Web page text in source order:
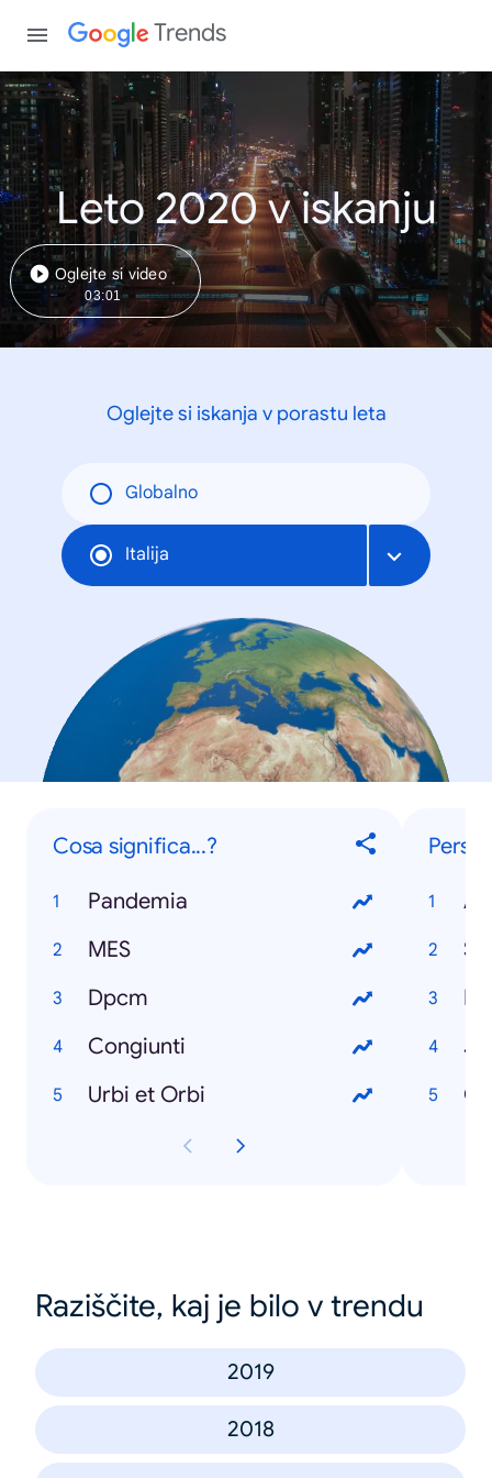
Trends
Leto 2020 v iskanju
Oglejte si video
03:01
Oglejte si iskanja v porastu leta
Globalno
Italija
Cosa significa...?
Pandemia
MES
Dpcm
Congiunti
Urbi et Orbi
Raziščite, kaj je bilo v trendu
2019
2018